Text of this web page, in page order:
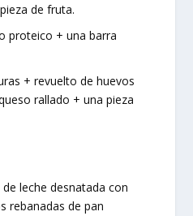
de fruta.
proteico + una barra
+ revuelto de huevos
rallado + una pieza
leche desnatada con
rebanadas de pan